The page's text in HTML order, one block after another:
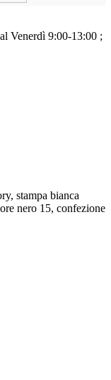
Venerdì 9:00-13:00 ;
stampa bianca
nero 15, confezione